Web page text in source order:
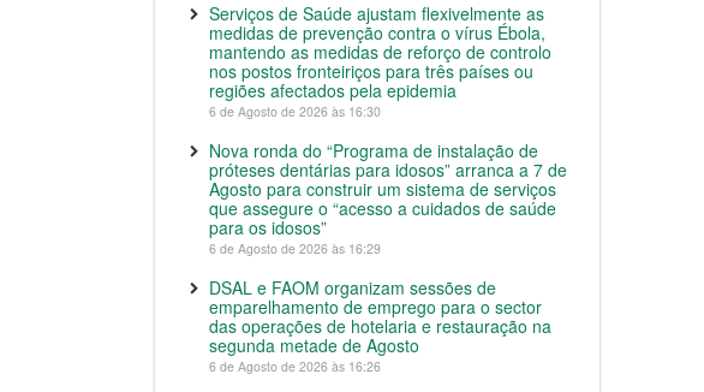
Serviços de Saúde ajustam flexivelmente as
medidas de prevenção contra o vírus Ébola,
mantendo as medidas de reforço de controlo
nos postos fronteiriços para três países ou
regiões afectados pela epidemia
6 de Agosto de 2026 às 16:30
Nova ronda do “Programa de instalação de
próteses dentárias para idosos” arranca a 7 de
Agosto para construir um sistema de serviços
que assegure o “acesso a cuidados de saúde
para os idosos”
6 de Agosto de 2026 às 16:29
DSAL e FAOM organizam sessões de
emparelhamento de emprego para o sector
das operações de hotelaria e restauração na
segunda metade de Agosto
6 de Agosto de 2026 às 16:26